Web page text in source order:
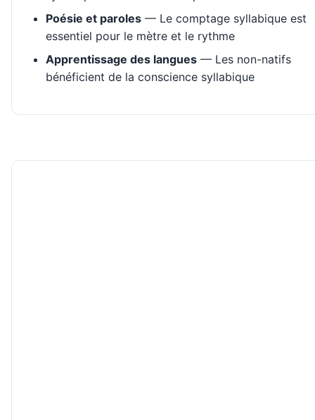
Poésie et paroles — Le comptage syllabique est
essentiel pour le mètre et le rythme
Apprentissage des langues — Les non-natifs
bénéficient de la conscience syllabique